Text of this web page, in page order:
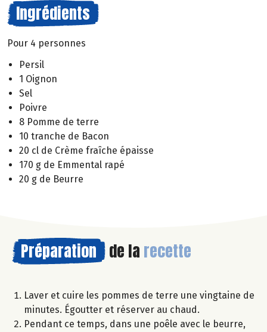
Ingrédients
Pour 4 personnes
Persil
1 Oignon
Sel
Poivre
8 Pomme de terre
10 tranche de Bacon
20 cl de Crème fraîche épaisse
170 g de Emmental rapé
20 g de Beurre
Préparation de la recette
Laver et cuire les pommes de terre une vingtaine de
minutes. Égoutter et réserver au chaud.
Pendant ce temps, dans une poêle avec le beurre,